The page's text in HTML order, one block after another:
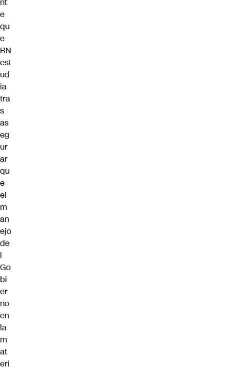
nt
e
qu
e
RN
est
ud
ia
tra
s
as
eg
ur
ar
qu
e
el
m
an
ejo
de
l
Go
bi
er
no
en
la
m
at
eri